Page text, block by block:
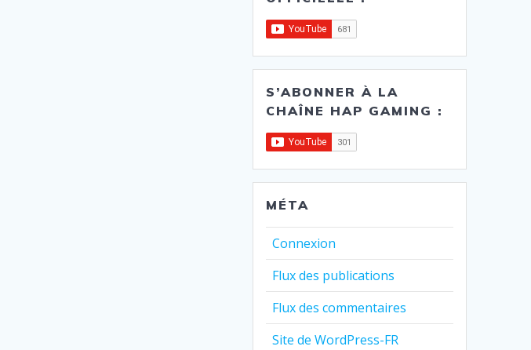
S’ABONNER À LA
CHAÎNE HAP GAMING :
MÉTA
Connexion
Flux des publications
Flux des commentaires
Site de WordPress-FR